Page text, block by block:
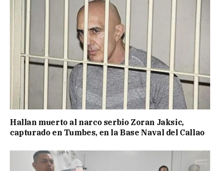
Hallan muerto al narco serbio Zoran Jaksic,
capturado en Tumbes, en la Base Naval del Callao